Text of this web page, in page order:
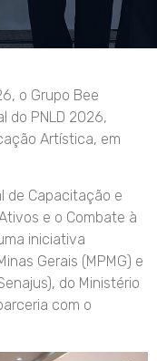
o Grupo Bee
do PNLD 2026,
Artística, em
de Capacitação e
e o Combate à
iniciativa
Gerais (MPMG) e
do Ministério
com o